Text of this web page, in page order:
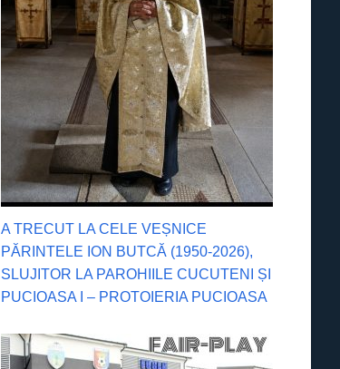
A TRECUT LA CELE VEȘNICE
PĂRINTELE ION BUTCĂ (1950-2026),
SLUJITOR LA PAROHIILE CUCUTENI ȘI
PUCIOASA I – PROTOIERIA PUCIOASA